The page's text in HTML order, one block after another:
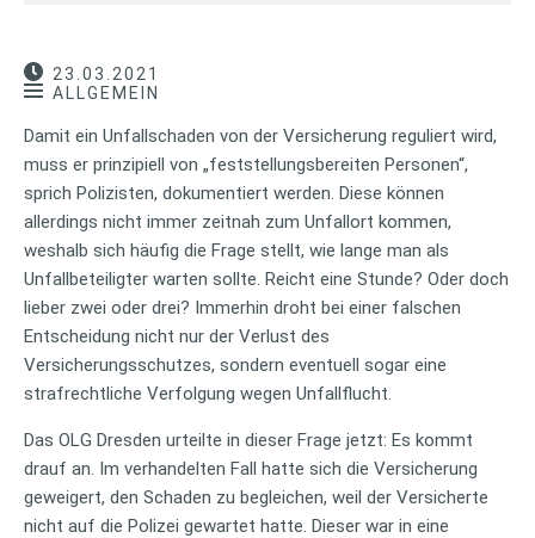
23.03.2021
ALLGEMEIN
Damit ein Unfallschaden von der Versicherung reguliert wird,
muss er prinzipiell von „feststellungsbereiten Personen“,
sprich Polizisten, dokumentiert werden. Diese können
allerdings nicht immer zeitnah zum Unfallort kommen,
weshalb sich häufig die Frage stellt, wie lange man als
Unfallbeteiligter warten sollte. Reicht eine Stunde? Oder doch
lieber zwei oder drei? Immerhin droht bei einer falschen
Entscheidung nicht nur der Verlust des
Versicherungsschutzes, sondern eventuell sogar eine
strafrechtliche Verfolgung wegen Unfallflucht.
Das OLG Dresden urteilte in dieser Frage jetzt: Es kommt
drauf an. Im verhandelten Fall hatte sich die Versicherung
geweigert, den Schaden zu begleichen, weil der Versicherte
nicht auf die Polizei gewartet hatte. Dieser war in eine